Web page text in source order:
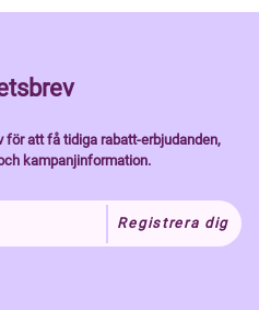
för att få tidiga rabatt-erbjudanden,
kampanjinformation.
Registrera dig